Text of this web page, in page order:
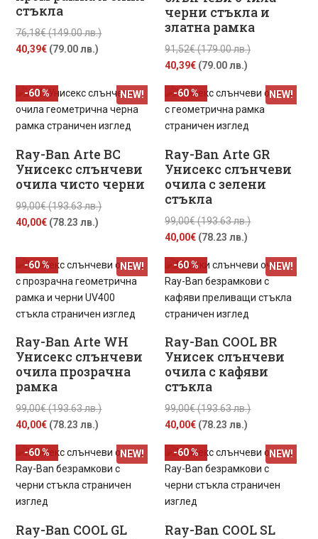
стъкла
76,18€(149.00 лв.)Original
(149.00
лв.).
40,39€ (79.00 лв.)
40,39€
(79.00
лв.).
черни стъкла и
златна рамка
91,52€(179.00 лв.)Original
91,52€
(179.00
40,39€ (79.00 лв.)
е:
40,39€
(79.00
Ray-Ban Arte BC
Унисекс слънчеви
очила чисто черни
NEW!
99,00€(193.63 лв.)Original
(193.63
лв.).
40,00€ (78.23 лв.)
40,00€
(78.23
лв.).
-60 %
Ray-Ban Arte GR
Унисекс слънчеви
очила с зелени
стъкла
NEW!
99,00€(193.63 лв.)Original
99,00€
(193.63
лв.).
40,00€ (78.23 лв.)
е:
40,00€
(78.23
лв.).
-60 %
Ray-Ban Arte WH
Унисекс слънчеви
очила прозрачна
рамка
NEW!
99,00€(193.63 лв.)Original
99,00€
(193.63
лв.).
40,00€ (78.23 лв.)
е:
40,00€
(78.23
-60 %
Ray-Ban COOL BR
Унисек слънчеви
очила с кафяви
стъкла
NEW!
99,00€(193.63 лв.)Original
99,00€
(193.63
лв.).
40,00€ (78.23 лв.)
е:
40,00€
(78.23
-60 %
Ray-Ban COOL GL
NEW!
-60 %
Ray-Ban COOL SL
NEW!
-60 %